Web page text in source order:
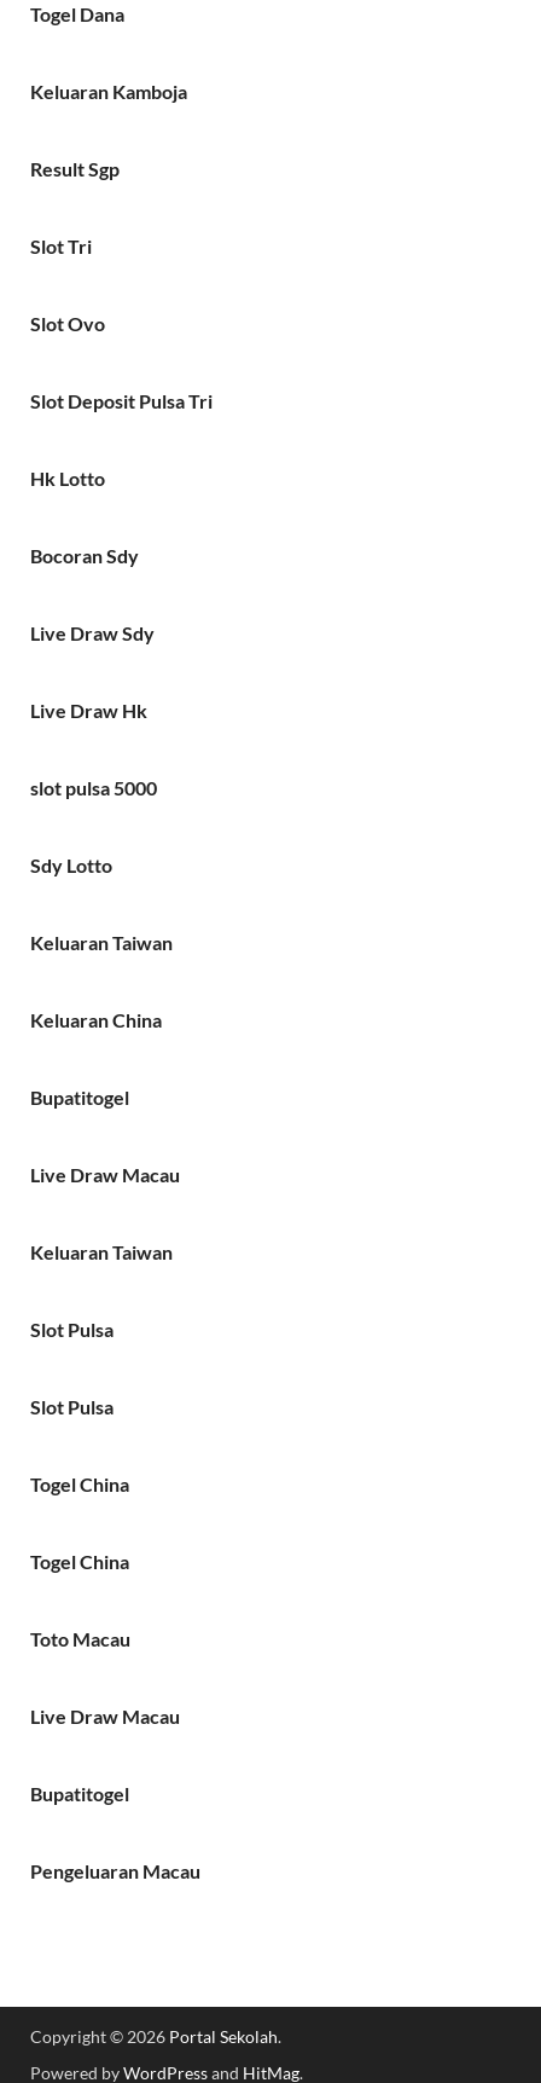
Togel Dana
Keluaran Kamboja
Result Sgp
Slot Tri
Slot Ovo
Slot Deposit Pulsa Tri
Hk Lotto
Bocoran Sdy
Live Draw Sdy
Live Draw Hk
slot pulsa 5000
Sdy Lotto
Keluaran Taiwan
Keluaran China
Bupatitogel
Live Draw Macau
Keluaran Taiwan
Slot Pulsa
Slot Pulsa
Togel China
Togel China
Toto Macau
Live Draw Macau
Bupatitogel
Pengeluaran Macau
Copyright © 2026 Portal Sekolah.
Powered byWordPressand HitMag.